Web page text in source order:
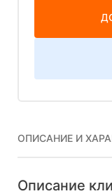
ОПИСАНИЕ И
Описание